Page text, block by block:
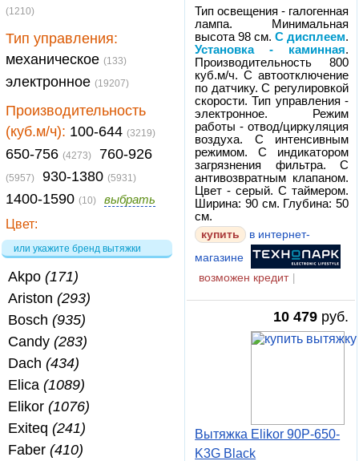
(1210)
Тип управления:
механическое (133)
электронное (19207)
Производительность
(куб.м/ч): 100-644 (3219)
650-756 (4273) 760-926
(5957) 930-1380 (5931)
1400-1590 (10)
выбрать
Цвет:
или укажите бренд вытяжки
Akpo(171)
Ariston(293)
Bosch(935)
Candy(283)
Dach(434)
Elica(1089)
Elikor(1076)
Exiteq(241)
Faber(410)
Тип освещения - галогенная
лампа. Минимальная
высота 98 см.С дисплеем.
Установка - каминная.
Производительность 800
куб.м/ч. С автоотключение
по датчику. С регулировкой
скорости. Тип управления -
электронное. Режим
работы - отвод/циркуляция
воздуха. С интенсивным
режимом. С индикатором
загрязнения фильтра. С
антивозвратным клапаном.
Цвет - серый. С таймером.
Ширина: 90 см. Глубина: 50
см.
купить
в интернет-
магазине
возможен кредит
10 479 руб.
Вытяжка Elikor 90P-650-
K3G Black